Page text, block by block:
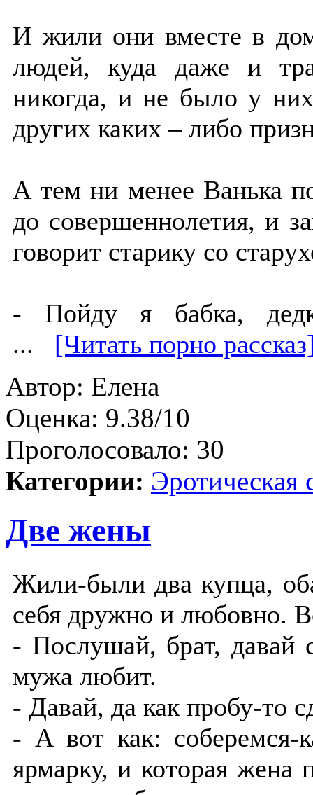
И жили они вместе в
людей, куда даже и
никогда, и не было у
других каких – либо
А тем ни менее Ванька
до совершеннолетия, и
говорит старику со
- Пойду я бабка,
... [Читать порно
Автор: Елена
Оценка: 9.38/10
Проголосовало: 30
Категории: Эротическая
Две жены
Жили-были два купца,
себя дружно и любовно.
- Послушай, брат, давай
мужа любит.
- Давай, да как пробу-то
- А вот как: соберемся-
ярмарку, и которая жена